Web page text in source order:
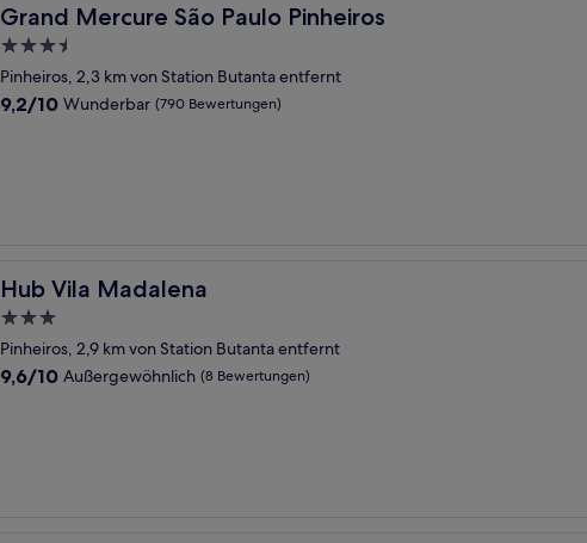
Grand Mercure São Paulo Pinheiros
Grand Mercure São Paulo Pinheiros
3.5-
Sterne-
Unterkunft
Pinheiros, 2,3 km von Station Butanta entfernt
9.2
9,2/10 Wunderbar (790 Bewertungen)
Hub Vila Madalena
Hub Vila Madalena
3.0-
Sterne-
Unterkunft
Pinheiros, 2,9 km von Station Butanta entfernt
9.6
9,6/10 Außergewöhnlich (8 Bewertungen)